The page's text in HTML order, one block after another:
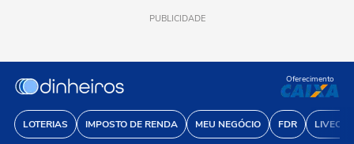
PUBLICIDADE
LOTERIAS IMPOSTO DE RENDA MEU NEGÓCIO FDR
Oferecimento